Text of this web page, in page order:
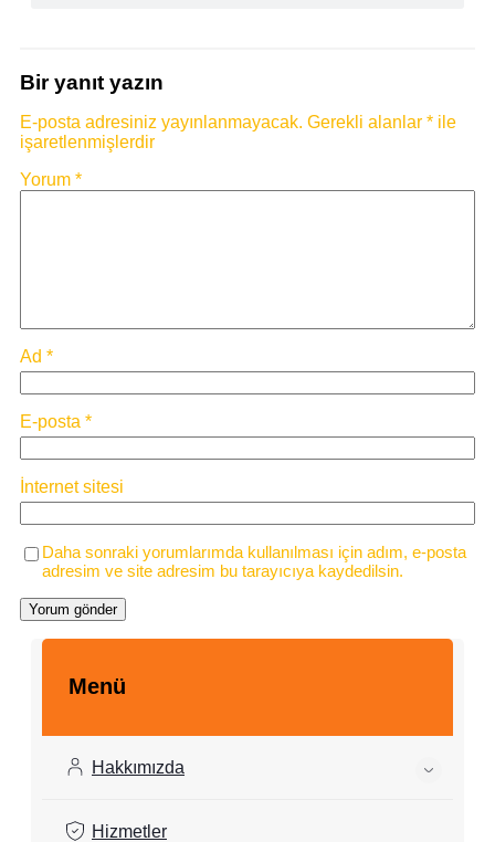
Bir yanıt yazın
E-posta adresiniz yayınlanmayacak. Gerekli alanlar * ile
işaretlenmişlerdir
Yorum *
Ad *
E-posta *
İnternet sitesi
Daha sonraki yorumlarımda kullanılması için adım, e-posta
adresim ve site adresim bu tarayıcıya kaydedilsin.
Menü
Hakkımızda
Hizmetler